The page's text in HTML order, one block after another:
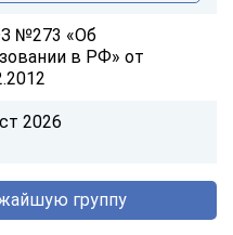
№273 «Об
в РФ» от
2026
группу